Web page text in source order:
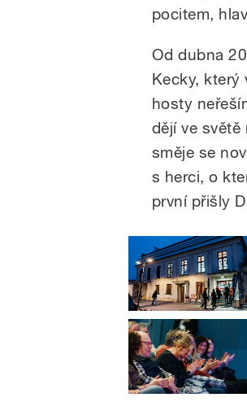
pocitem,
Od dubna
Kecky, který
hosty
dějí ve světě
směje se
s herci, o
první přišly